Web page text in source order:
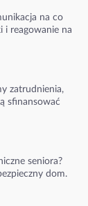
na co
i reagowanie na
zatrudnienia,
sfinansować
seniora?
dom.